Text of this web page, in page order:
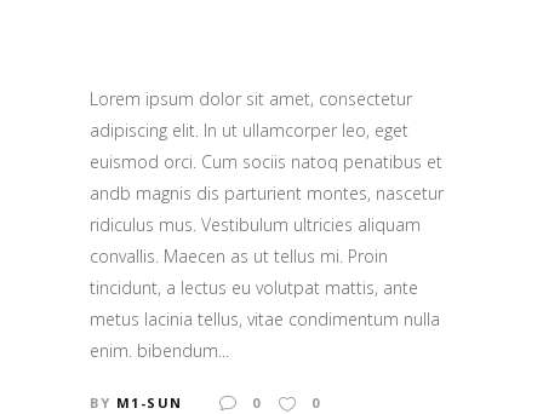
Lorem ipsum dolor sit amet, consectetur
adipiscing elit. In ut ullamcorper leo, eget
euismod orci. Cum sociis natoq penatibus et
andb magnis dis parturient montes, nascetur
ridiculus mus. Vestibulum ultricies aliquam
convallis. Maecen as ut tellus mi. Proin
tincidunt, a lectus eu volutpat mattis, ante
metus lacinia tellus, vitae condimentum nulla
enim. bibendum...
BY M1-SUN 0 0